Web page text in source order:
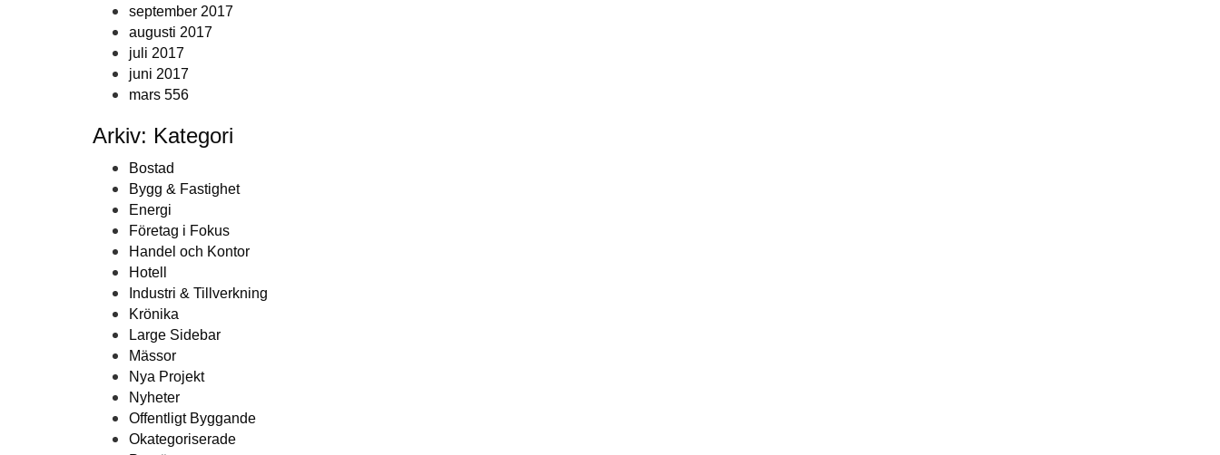
september 2017
augusti 2017
juli 2017
juni 2017
mars 556
Arkiv: Kategori
Bostad
Bygg & Fastighet
Energi
Företag i Fokus
Handel och Kontor
Hotell
Industri & Tillverkning
Krönika
Large Sidebar
Mässor
Nya Projekt
Nyheter
Offentligt Byggande
Okategoriserade